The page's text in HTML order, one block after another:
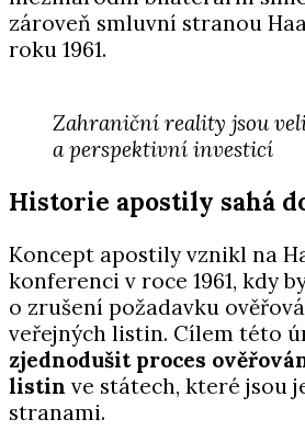
zároveň smluvní stranou
roku 1961.
Zahraniční reality jsou
a perspektivní investicí
Historie apostily sahá
Koncept apostily vznikl na
konferenci v roce 1961, kdy
o zrušení požadavku
veřejných listin. Cílem této
zjednodušit proces
listin ve státech, které jsou
stranami.